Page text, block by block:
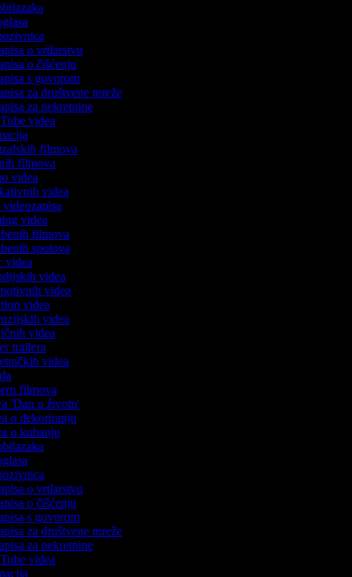
o vrtlarstvu
o čišćenju
s govorom
za društvene mreže
za nekretnine
videa
filmova
filmova
videa
videa
videozapisa
videa
filmova
spotova
videa
videa
videa
videa
videa
videa
trailera
videa
filmova
'Dan u životu'
o dekoriranju
o kuhanju
o vrtlarstvu
o čišćenju
s govorom
za društvene mreže
za nekretnine
videa